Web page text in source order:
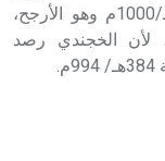
حول سنة وفاته فمعظمها ذكر سنة 390هـ/1000م وهو الأرجح،
صحيح، لأن الخجندي رصد